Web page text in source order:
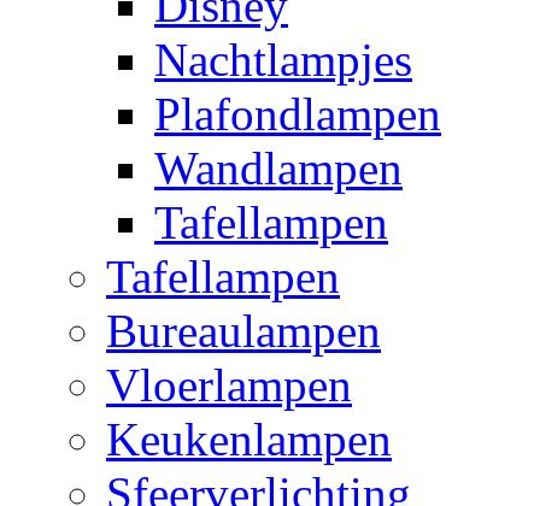
Nachtlampjes
Plafondlampen
Wandlampen
Tafellampen
Tafellampen
Bureaulampen
Vloerlampen
Keukenlampen
Sfeerverlichting